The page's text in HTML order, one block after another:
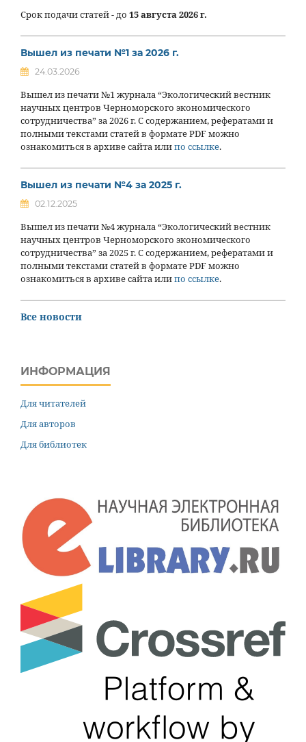
Срок подачи статей - до 15 августа 2026 г.
Вышел из печати №1 за 2026 г.
24.03.2026
Вышел из печати №1 журнала “Экологический вестник
научных центров Черноморского экономического
сотрудничества” за 2026 г. С содержанием, рефератами и
полными текстами статей в формате PDF можно
ознакомиться в архиве сайта илипо ссылке.
Вышел из печати №4 за 2025 г.
02.12.2025
Вышел из печати №4 журнала “Экологический вестник
научных центров Черноморского экономического
сотрудничества” за 2025 г. С содержанием, рефератами и
полными текстами статей в формате PDF можно
ознакомиться в архиве сайта илипо ссылке.
Все новости
ИНФОРМАЦИЯ
Для читателей
Для авторов
Для библиотек